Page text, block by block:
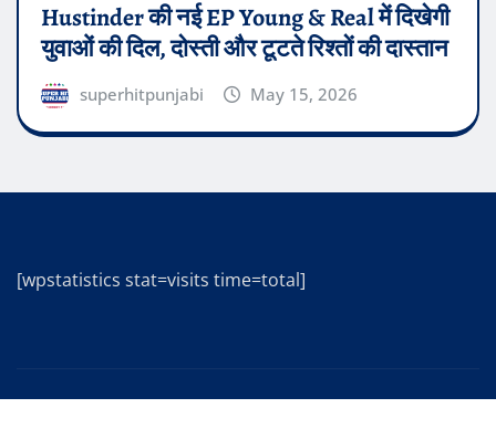
Hustinder की नई EP Young & Real में दिखेगी
युवाओं की दिल, दोस्ती और टूटते रिश्तों की दास्तान
superhitpunjabi May 15, 2026
[wpstatistics stat=visits time=total]